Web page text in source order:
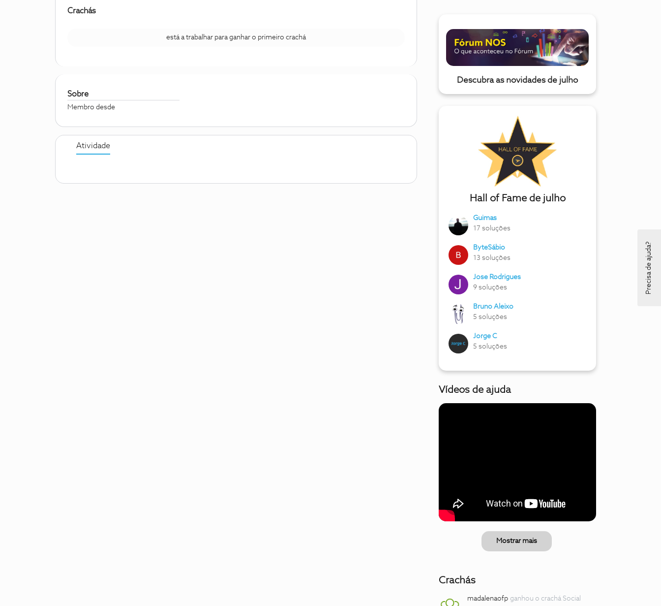
Crachás
está a trabalhar para ganhar o primeiro crachá
Sobre
Membro desde
Atividade
Descubra as novidades de julho
Hall of Fame de julho
Guimas
17 soluções
ByteSábio
13 soluções
Jose Rodrigues
9 soluções
Bruno Aleixo
5 soluções
Jorge C
5 soluções
Vídeos de ajuda
Mostrar mais
Crachás
madalenaofp ganhou o crachá Social
Precisa de ajuda?